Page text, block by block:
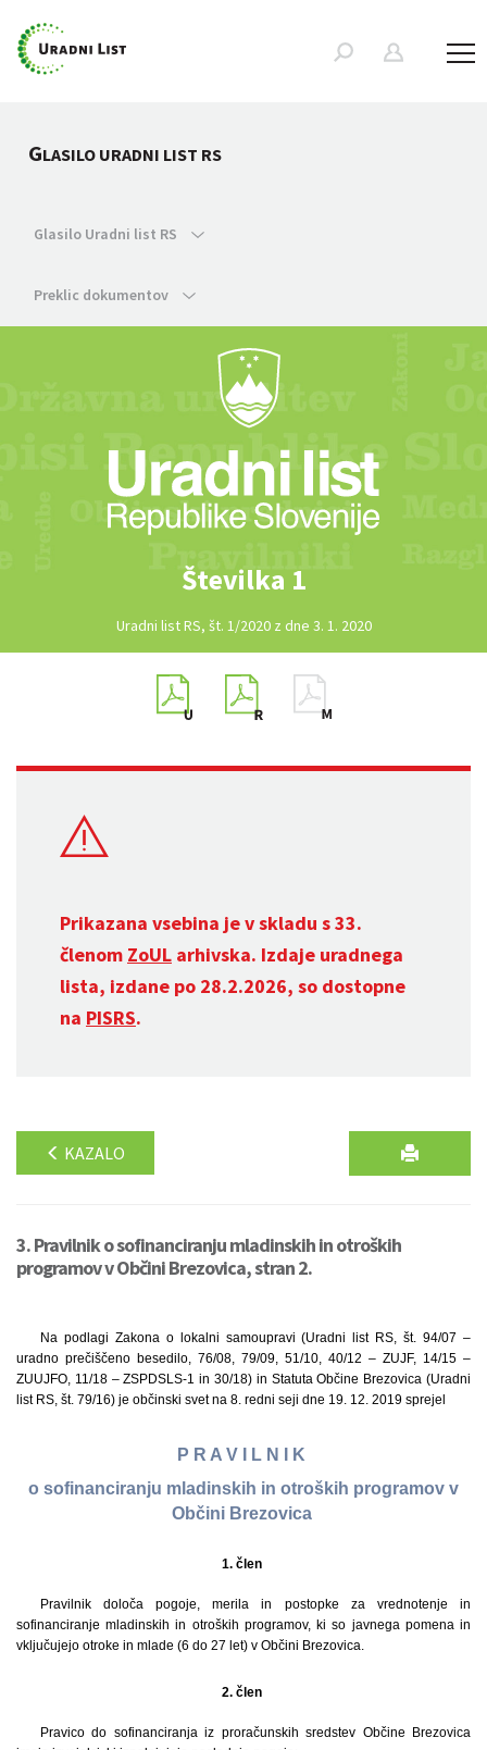
GLASILO URADNI LIST RS
Glasilo Uradni list RS
Preklic dokumentov
Številka 1
Uradni list RS, št. 1/2020 z dne 3. 1. 2020
Prikazana vsebina je v skladu s 33.
členom ZoUL arhivska. Izdaje uradnega
lista, izdane po 28.2.2026, so dostopne
na PISRS.
KAZALO
3. Pravilnik o sofinanciranju mladinskih in otroških
programov v Občini Brezovica, stran 2.
Na podlagi Zakona o lokalni samoupravi (Uradni list RS, št. 94/07 –
uradno prečiščeno besedilo, 76/08, 79/09, 51/10, 40/12 – ZUJF, 14/15 –
ZUUJFO, 11/18 – ZSPDSLS-1 in 30/18) in Statuta Občine Brezovica (Uradni
list RS, št. 79/16) je občinski svet na 8. redni seji dne 19. 12. 2019 sprejel
P R A V I L N I K
o sofinanciranju mladinskih in otroških programov v
Občini Brezovica
1. člen
Pravilnik določa pogoje, merila in postopke za vrednotenje in
sofinanciranje mladinskih in otroških programov, ki so javnega pomena in
vključujejo otroke in mlade (6 do 27 let) v Občini Brezovica.
2. člen
Pravico do sofinanciranja iz proračunskih sredstev Občine Brezovica